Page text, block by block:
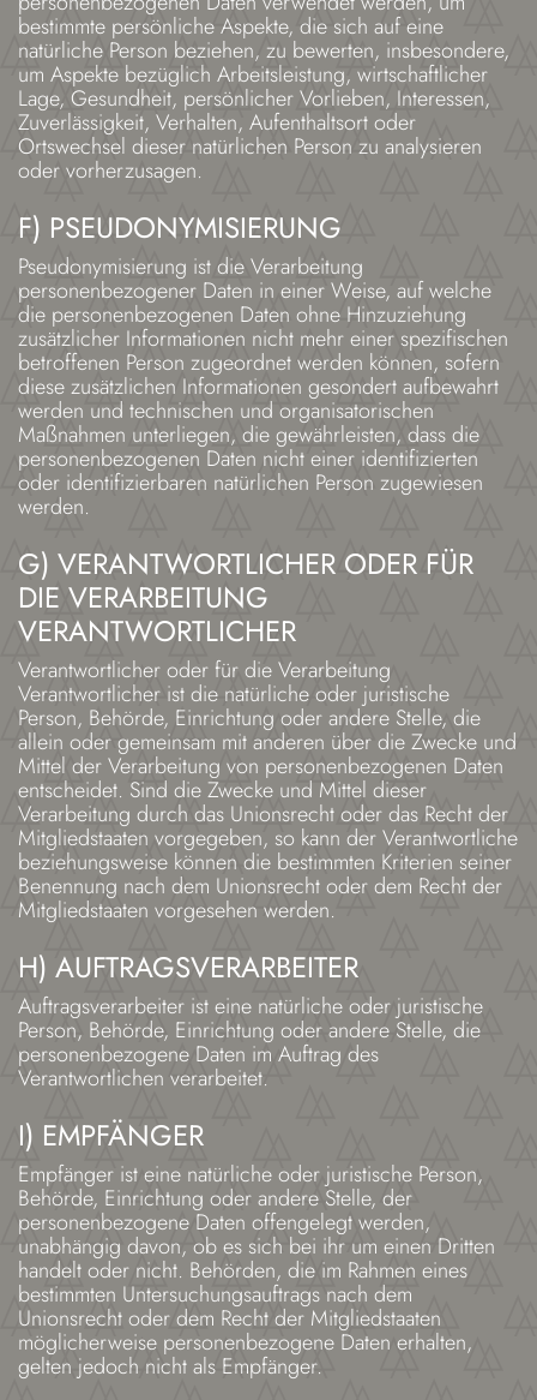
bestimmte persönliche Aspekte, die sich auf eine
natürliche Person beziehen, zu bewerten, insbesondere,
um Aspekte bezüglich Arbeitsleistung, wirtschaftlicher
Lage, Gesundheit, persönlicher Vorlieben, Interessen,
Zuverlässigkeit, Verhalten, Aufenthaltsort oder
Ortswechsel dieser natürlichen Person zu analysieren
oder vorherzusagen.
F) PSEUDONYMISIERUNG
Pseudonymisierung ist die Verarbeitung
personenbezogener Daten in einer Weise, auf welche
die personenbezogenen Daten ohne Hinzuziehung
zusätzlicher Informationen nicht mehr einer spezifischen
betroffenen Person zugeordnet werden können, sofern
diese zusätzlichen Informationen gesondert aufbewahrt
werden und technischen und organisatorischen
Maßnahmen unterliegen, die gewährleisten, dass die
personenbezogenen Daten nicht einer identifizierten
oder identifizierbaren natürlichen Person zugewiesen
werden.
G) VERANTWORTLICHER ODER FÜR
DIE VERARBEITUNG
VERANTWORTLICHER
Verantwortlicher oder für die Verarbeitung
Verantwortlicher ist die natürliche oder juristische
Person, Behörde, Einrichtung oder andere Stelle, die
allein oder gemeinsam mit anderen über die Zwecke und
Mittel der Verarbeitung von personenbezogenen Daten
entscheidet. Sind die Zwecke und Mittel dieser
Verarbeitung durch das Unionsrecht oder das Recht der
Mitgliedstaaten vorgegeben, so kann der Verantwortliche
beziehungsweise können die bestimmten Kriterien seiner
Benennung nach dem Unionsrecht oder dem Recht der
Mitgliedstaaten vorgesehen werden.
H) AUFTRAGSVERARBEITER
Auftragsverarbeiter ist eine natürliche oder juristische
Person, Behörde, Einrichtung oder andere Stelle, die
personenbezogene Daten im Auftrag des
Verantwortlichen verarbeitet.
I) EMPFÄNGER
Empfänger ist eine natürliche oder juristische Person,
Behörde, Einrichtung oder andere Stelle, der
personenbezogene Daten offengelegt werden,
unabhängig davon, ob es sich bei ihr um einen Dritten
handelt oder nicht. Behörden, die im Rahmen eines
bestimmten Untersuchungsauftrags nach dem
Unionsrecht oder dem Recht der Mitgliedstaaten
möglicherweise personenbezogene Daten erhalten,
gelten jedoch nicht als Empfänger.